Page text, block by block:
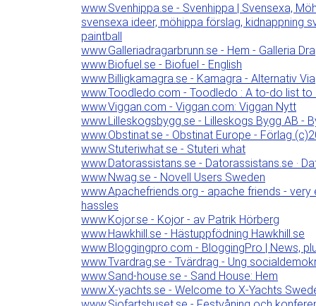
www.Svenhippa.se - Svenhippa | Svensexa,
svensexa ideer, möhippa förslag, kidnappning
paintball
www.Galleriadragarbrunn.se - Hem - Galleria
www.Biofuel.se - Biofuel - English
www.Billigkamagra.se - Kamagra - Alternativ
www.Toodledo.com - Toodledo : A to-do list
www.Viggan.com - Viggan.com: Viggan Nytt
www.Lilleskogsbygg.se - Lilleskogs Bygg AB -
www.Obstinat.se - Obstinat Europe - Förlag
www.Stuteriwhat.se - Stuteri what
www.Datorassistans.se - Datorassistans.se ·
www.Nwag.se - Novell Users Sweden
www.Apachefriends.org - apache friends -
hassles
www.Kojor.se - Kojor - av Patrik Hörberg
www.Hawkhill.se - Hästuppfödning Hawkhill.se
www.Bloggingpro.com - BloggingPro | News,
www.Tvardrag.se - Tvärdrag - Ung
www.Sand-house.se - Sand House: Hem
www.X-yachts.se - Welcome to X-Yachts